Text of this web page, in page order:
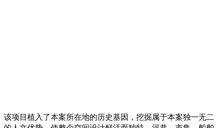
该项目植入了本案所在地的历史基因 ，挖掘属于本案独一无二